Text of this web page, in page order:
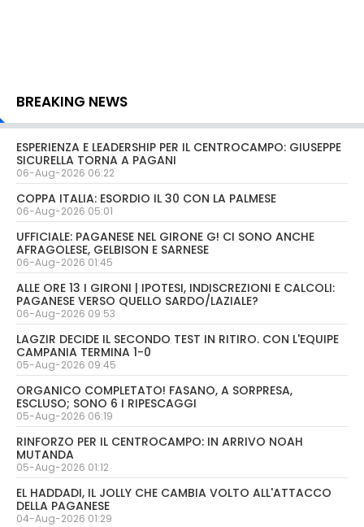
BREAKING NEWS
ESPERIENZA E LEADERSHIP PER IL CENTROCAMPO: GIUSEPPE
SICURELLA TORNA A PAGANI
06-Aug-2026 06:22
COPPA ITALIA: ESORDIO IL 30 CON LA PALMESE
06-Aug-2026 05:01
UFFICIALE: PAGANESE NEL GIRONE G! CI SONO ANCHE
AFRAGOLESE, GELBISON E SARNESE
06-Aug-2026 01:45
ALLE ORE 13 I GIRONI | IPOTESI, INDISCREZIONI E CALCOLI:
PAGANESE VERSO QUELLO SARDO/LAZIALE?
06-Aug-2026 09:53
LAGZIR DECIDE IL SECONDO TEST IN RITIRO. CON L'EQUIPE
CAMPANIA TERMINA 1-0
05-Aug-2026 09:45
ORGANICO COMPLETATO! FASANO, A SORPRESA,
ESCLUSO; SONO 6 I RIPESCAGGI
05-Aug-2026 06:19
RINFORZO PER IL CENTROCAMPO: IN ARRIVO NOAH
MUTANDA
05-Aug-2026 01:12
EL HADDADI, IL JOLLY CHE CAMBIA VOLTO ALL'ATTACCO
DELLA PAGANESE
04-Aug-2026 01:29